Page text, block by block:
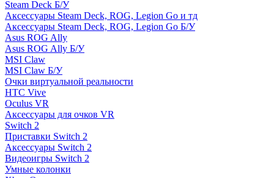
Steam Deck Б/У
Аксессуары Steam Deck, ROG, Legion Go и тд
Аксессуары Steam Deck, ROG, Legion Go Б/У
Asus ROG Ally
Asus ROG Ally Б/У
MSI Claw
MSI Claw Б/У
Очки виртуальной реальности
HTC Vive
Oculus VR
Аксессуары для очков VR
Switch 2
Приставки Switch 2
Аксессуары Switch 2
Видеоигры Switch 2
Умные колонки